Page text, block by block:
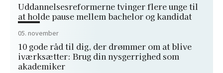
Uddannelsesreformerne tvinger flere unge til
at holde pause mellem bachelor og kandidat
05. november
10 gode råd til dig, der drømmer om at blive
iværksætter: Brug din nysgerrighed som
akademiker